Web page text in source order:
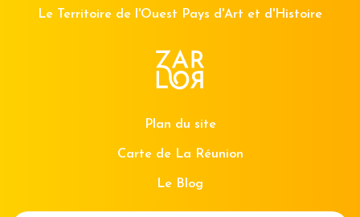
Le Territoire de l'Ouest Pays d'Art et d'Histoire
Plan du site
Carte de La Réunion
Le Blog